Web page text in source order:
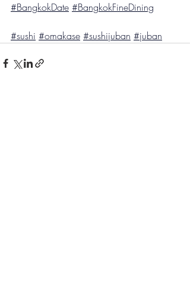
#BangkokDate #BangkokFineDining
#sushi #omakase #sushijuban #juban